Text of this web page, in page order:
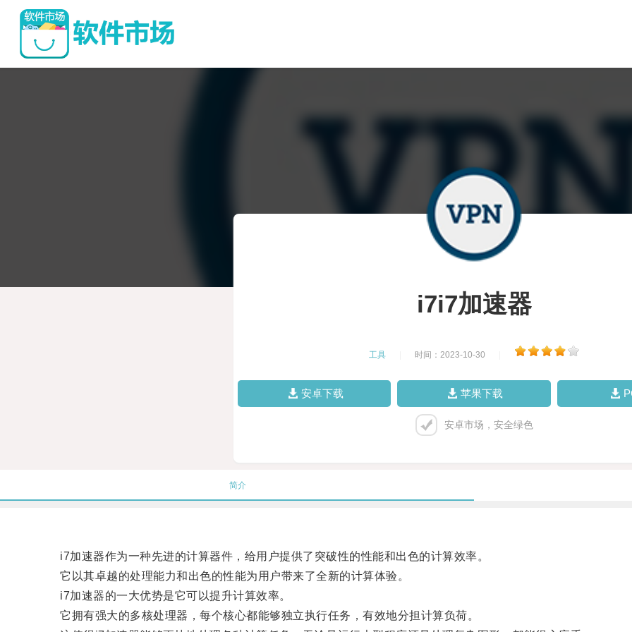
i7i7加速器
工具 时间：2023-10-30
安卓下载 苹果下载
安卓市场，安全绿色
简介
i7加速器作为一种先进的计算器件，给用户提供了突破性的性能和出色的计算效率。
它以其卓越的处理能力和出色的性能为用户带来了全新的计算体验。
i7加速器的一大优势是它可以提升计算效率。
它拥有强大的多核处理器，每个核心都能够独立执行任务，有效地分担计算负荷。